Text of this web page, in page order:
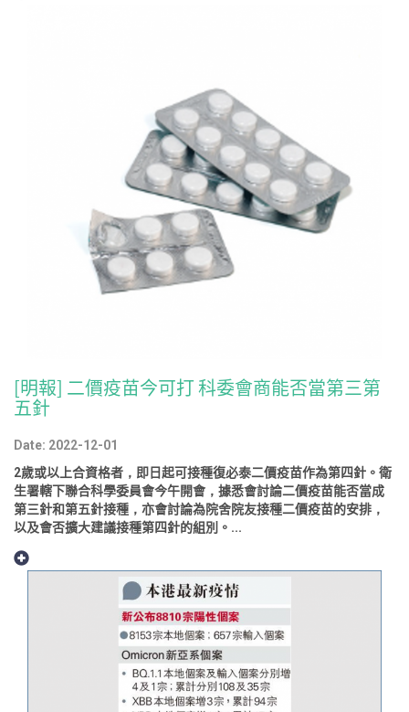
[明報] 二價疫苗今可打 科委會商能否當第三第
五針
Date: 2022-12-01
2歲或以上合資格者，即日起可接種復必泰二價疫苗作為第四針。衛
生署轄下聯合科學委員會今午開會，據悉會討論二價疫苗能否當成
第三針和第五針接種，亦會討論為院舍院友接種二價疫苗的安排，
以及會否擴大建議接種第四針的組別。...